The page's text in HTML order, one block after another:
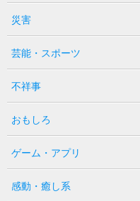
災害
芸能・スポーツ
不祥事
おもしろ
ゲーム・アプリ
感動・癒し系